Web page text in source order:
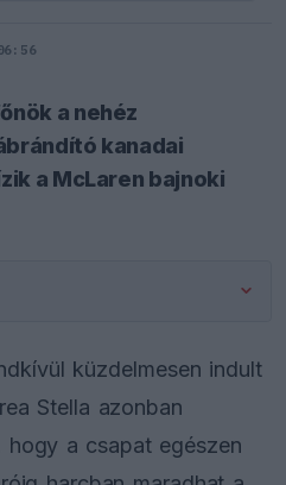
a nehéz
kanadai
a McLaren bajnoki
küzdelmesen indult
Stella azonban
a csapat egészen